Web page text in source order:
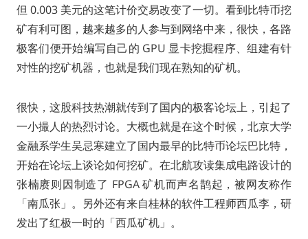
但 0.003 美元的这笔计价交易改变了一切。看到比特币挖
矿有利可图，越来越多的人参与到网络中来，很快，各路
极客们便开始编写自己的 GPU 显卡挖掘程序、组建有针
对性的挖矿机器，也就是我们现在熟知的矿机。
很快，这股科技热潮就传到了国内的极客论坛上，引起了
一小撮人的热烈讨论。大概也就是在这个时候，北京大学
金融系学生吴忌寒建立了国内最早的比特币论坛巴比特，
开始在论坛上谈论如何挖矿。在北航攻读集成电路设计的
张楠赓则因制造了 FPGA 矿机而声名鹊起，被网友称作
「南瓜张」。另外还有来自桂林的软件工程师西瓜李，研
发出了红极一时的「西瓜矿机」。